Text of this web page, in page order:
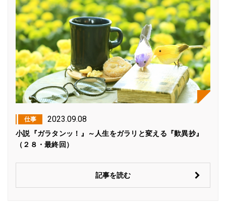
仕事 2023.09.08
小説『ガラタンッ！』～人生をガラリと変える『歎異抄』
（２８・最終回）
記事を読む